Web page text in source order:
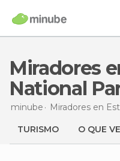
Miradores em Yosemite
National
minube Miradores en
TURISMO O QUE